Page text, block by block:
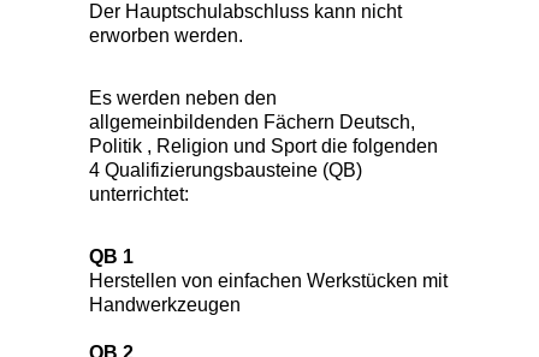
Der Hauptschulabschluss kann nicht
erworben werden.
Es werden neben den
allgemeinbildenden Fächern Deutsch,
Politik , Religion und Sport die folgenden
4 Qualifizierungsbausteine (QB)
unterrichtet:
QB 1
Herstellen von einfachen Werkstücken mit
Handwerkzeugen
QB 2